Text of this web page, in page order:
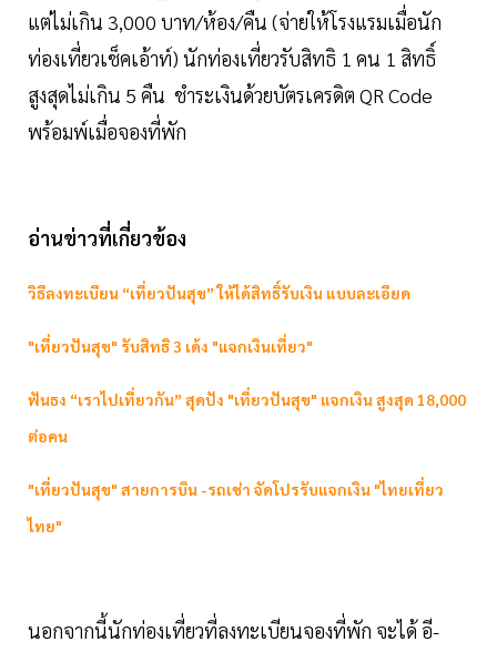
แต่ไม่เกิน 3,000 บาท/ห้อง/คืน (จ่ายให้โรงแรมเมื่อนัก
ท่องเที่ยวเช็คเอ้าท์) นักท่องเที่ยวรับสิทธิ 1 คน 1 สิทธิ์
สูงสุดไม่เกิน 5 คืน ชำระเงินด้วยบัตรเครดิต QR Code
พร้อมพ์เมื่อจองที่พัก
อ่านข่าวที่เกี่ยวข้อง
วิธีลงทะเบียน “เที่ยวปันสุข” ให้ได้สิทธิ์รับเงิน แบบละเอียด
"เที่ยวปันสุข" รับสิทธิ 3 เด้ง "แจกเงินเที่ยว"
ฟันธง “เราไปเที่ยวกัน” สุดปัง "เที่ยวปันสุข" แจกเงิน สูงสุด 18,000
ต่อคน
"เที่ยวปันสุข" สายการบิน -รถเช่า จัดโปรรับแจกเงิน "ไทยเที่ยว
ไทย"
นอกจากนี้นักท่องเที่ยวที่ลงทะเบียนจองที่พัก จะได้ อี-